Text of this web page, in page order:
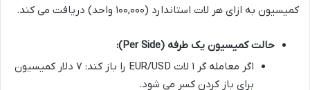
کمیسیون به ازای هر لات استاندارد (۱۰۰,۰۰۰ واحد) دریافت می کند.
حالت کمیسیون یک طرفه (Per Side):
اگر معامله گر ۱ لات EUR/USD را باز کند: ۷ دلار کمیسیون
برای باز کردن کسر می شود.